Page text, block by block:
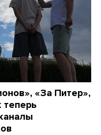
«За Питер»,
теперь